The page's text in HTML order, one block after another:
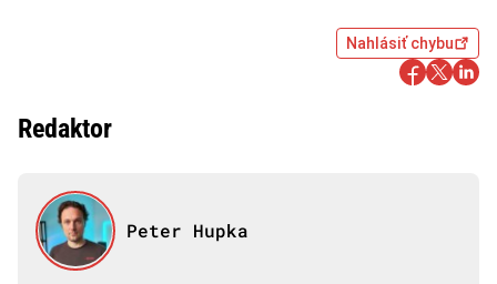
Nahlásiť chybu
Redaktor
Peter Hupka